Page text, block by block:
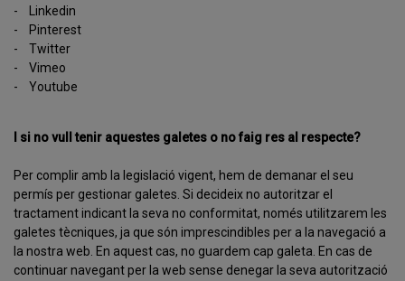
-
Linkedin
-
Pinterest
- Twitter
- Vimeo
- Youtube
I si no vull tenir aquestes galetes o no faig res al respecte?
Per complir amb la legislació vigent, hem de demanar el seu
permís per gestionar galetes. Si decideix no autoritzar el
tractament indicant la seva no conformitat, només utilitzarem les
galetes tècniques, ja que són imprescindibles per a la navegació a
la nostra web. En aquest cas, no guardem cap galeta. En cas de
continuar navegant per la web sense denegar la seva autorització